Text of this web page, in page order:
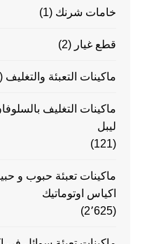
خامات شرنك (1)
قطع غيار (2)
ماكينات التعبئة والتغليف (102)
ليبل
(121)
ماكينات تعبئة حبوب و
اكياس اوتوماتيك
(2٬625)